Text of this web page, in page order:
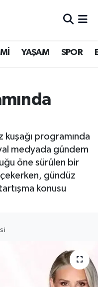
YAŞAM SPOR
kuşağı programında
medyada gündem
öne sürülen bir
çekerken, gündüz
konusu